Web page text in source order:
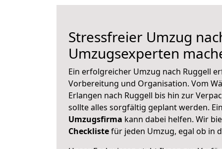
Stressfreier Umzug
Umzugsexperten
Ein erfolgreicher Umzug nach Ruggell
Vorbereitung und Organisation. Vom
Erlangen nach Ruggell bis hin zur
sollte alles sorgfältig geplant werden.
Umzugsfirma kann dabei helfen. Wir
Checklistefür jeden Umzug, egal ob in